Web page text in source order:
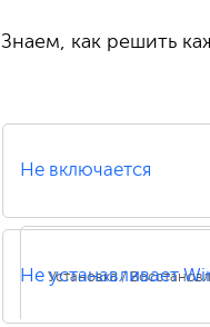
Знаем, как решить
Не включается
Установка /
Не устанавливает